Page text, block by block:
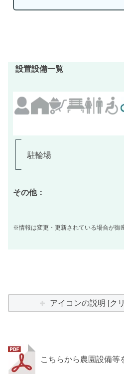
設置設備一覧
駐輪場
その他：
※情報は変更・更新されている場合が御
アイコンの説明 [ク
こちらから農園設備等